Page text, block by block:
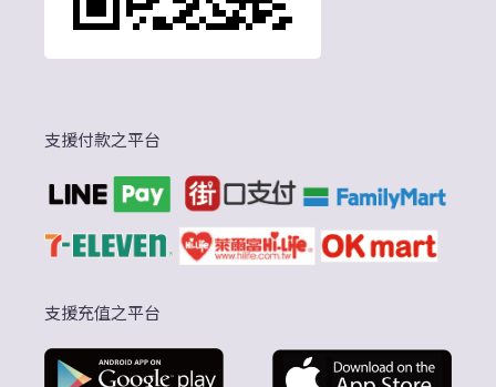
支援付款之平台
支援充值之平台